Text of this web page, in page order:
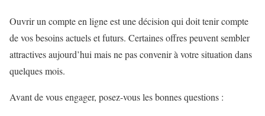
Ouvrir un compte en ligne est une décision qui doit tenir compte
de vos besoins actuels et futurs. Certaines offres peuvent sembler
attractives aujourd’hui mais ne pas convenir à votre situation dans
quelques mois.
Avant de vous engager, posez-vous les bonnes questions :